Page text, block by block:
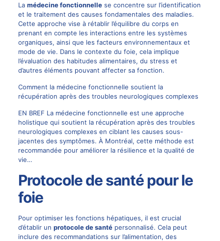
La médecine fonctionnellese concentre sur l’identification
et le traitement des causes fondamentales des maladies.
Cette approche vise à rétablir l’équilibre du corps en
prenant en compte les interactions entre les systèmes
organiques, ainsi que les facteurs environnementaux et
mode de vie. Dans le contexte du foie, cela implique
l’évaluation des habitudes alimentaires, du stress et
d’autres éléments pouvant affecter sa fonction.
Comment la médecine fonctionnelle soutient la
récupération après des troubles neurologiques complexes
EN BREF La médecine fonctionnelle est une approche
holistique qui soutient la récupération après des troubles
neurologiques complexes en ciblant les causes sous-
jacentes des symptômes. À Montréal, cette méthode est
recommandée pour améliorer la résilience et la qualité de
vie…
Protocole de santé pour le
foie
Pour optimiser les fonctions hépatiques, il est crucial
d’établir un protocole de santépersonnalisé. Cela peut
inclure des recommandations sur l’alimentation, des